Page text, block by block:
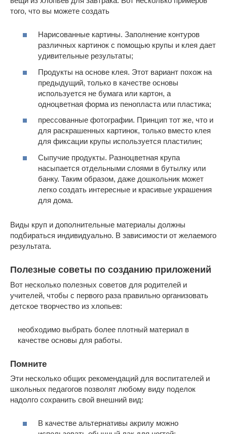
того, что вы можете создать
Нарисованные картины. Заполнение контуров
различных картинок с помощью крупы и клея дает
удивительные результаты;
Продукты на основе клея. Этот вариант похож на
предыдущий, только в качестве основы
используется не бумага или картон, а
одноцветная форма из пенопласта или пластика;
прессованные фотографии. Принцип тот же, что и
для раскрашенных картинок, только вместо клея
для фиксации крупы используется пластилин;
Сыпучие продукты. Разноцветная крупа
насыпается отдельными слоями в бутылку или
банку. Таким образом, даже дошкольник может
легко создать интересные и красивые украшения
для дома.
Виды круп и дополнительные материалы должны
подбираться индивидуально. В зависимости от желаемого
результата.
Полезные советы по созданию приложений
Вот несколько полезных советов для родителей и
учителей, чтобы с первого раза правильно организовать
детское творчество из хлопьев:
необходимо выбрать более плотный материал в
качестве основы для работы.
Помните
Эти несколько общих рекомендаций для воспитателей и
школьных педагогов позволят любому виду поделок
надолго сохранить свой внешний вид:
В качестве альтернативы акрилу можно